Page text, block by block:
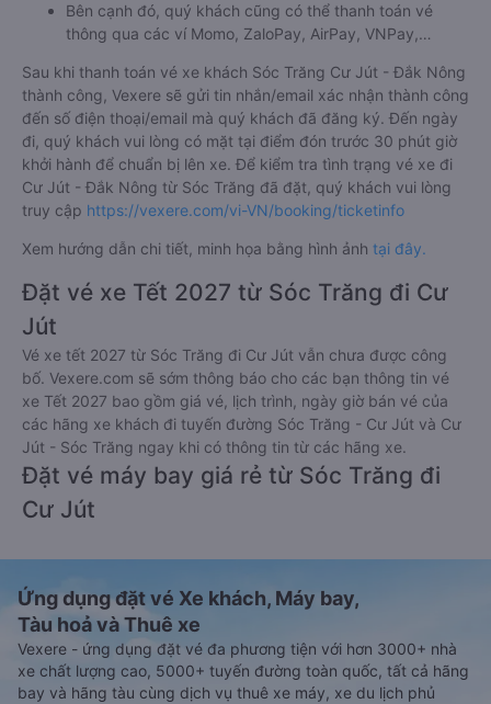
Bên cạnh đó, quý khách cũng có thể thanh toán vé
thông qua các ví Momo, ZaloPay, AirPay, VNPay,…
Sau khi thanh toán vé xe khách Sóc Trăng Cư Jút - Đắk Nông
thành công, Vexere sẽ gửi tin nhắn/email xác nhận thành công
đến số điện thoại/email mà quý khách đã đăng ký. Đến ngày
đi, quý khách vui lòng có mặt tại điểm đón trước 30 phút giờ
khởi hành để chuẩn bị lên xe. Để kiểm tra tình trạng vé xe đi
Cư Jút - Đắk Nông từ Sóc Trăng đã đặt, quý khách vui lòng
truy cập https://vexere.com/vi-VN/booking/ticketinfo
Xem hướng dẫn chi tiết, minh họa bằng hình ảnh tại đây.
Đặt vé xe Tết 2027 từ Sóc Trăng đi Cư
Jút
Vé xe tết 2027 từ Sóc Trăng đi Cư Jút vẫn chưa được công
bố. Vexere.com sẽ sớm thông báo cho các bạn thông tin vé
xe Tết 2027 bao gồm giá vé, lịch trình, ngày giờ bán vé của
các hãng xe khách đi tuyến đường Sóc Trăng - Cư Jút và Cư
Jút - Sóc Trăng ngay khi có thông tin từ các hãng xe.
Đặt vé máy bay giá rẻ từ Sóc Trăng đi
Cư Jút
Ứng dụng đặt vé Xe khách, Máy bay,
Tàu hoả và Thuê xe
Vexere - ứng dụng đặt vé đa phương tiện với hơn 3000+ nhà
xe chất lượng cao, 5000+ tuyến đường toàn quốc, tất cả hãng
bay và hãng tàu cùng dịch vụ thuê xe máy, xe du lịch phủ